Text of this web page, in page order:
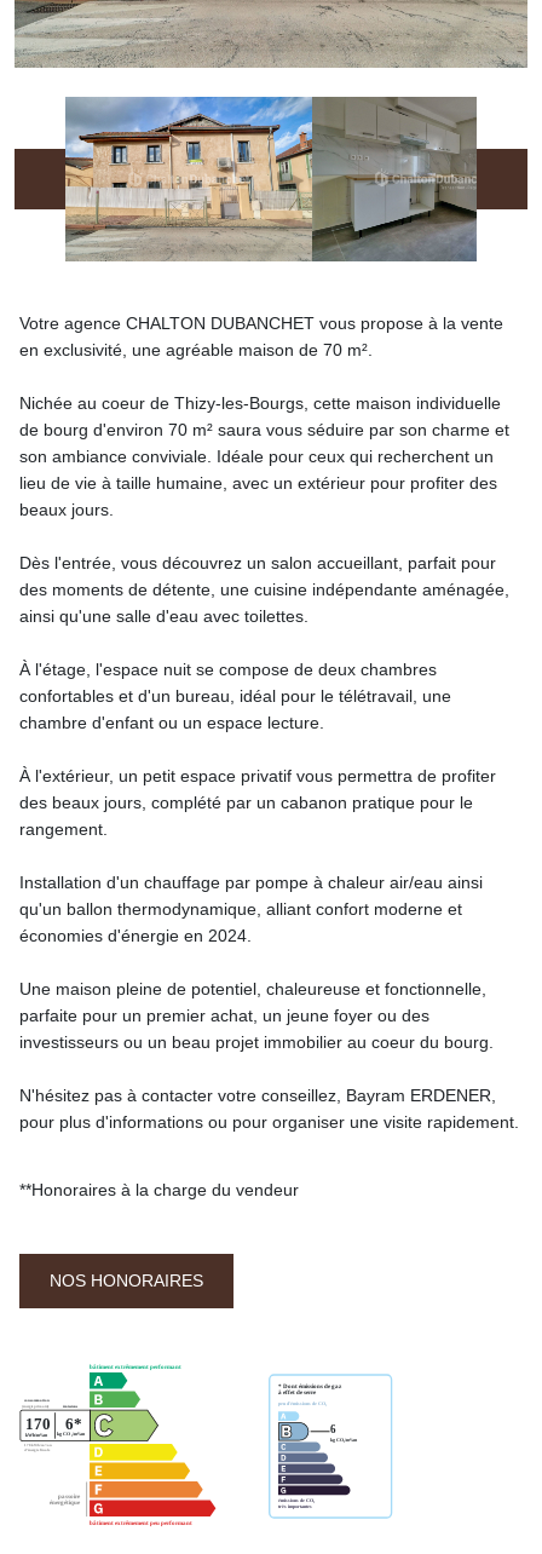
Votre agence CHALTON DUBANCHET vous propose à la vente
en exclusivité, une agréable maison de 70 m².
Nichée au coeur de Thizy-les-Bourgs, cette maison individuelle
de bourg d'environ 70 m² saura vous séduire par son charme et
son ambiance conviviale. Idéale pour ceux qui recherchent un
lieu de vie à taille humaine, avec un extérieur pour profiter des
beaux jours.
Dès l'entrée, vous découvrez un salon accueillant, parfait pour
des moments de détente, une cuisine indépendante aménagée,
ainsi qu'une salle d'eau avec toilettes.
À l'étage, l'espace nuit se compose de deux chambres
confortables et d'un bureau, idéal pour le télétravail, une
chambre d'enfant ou un espace lecture.
À l'extérieur, un petit espace privatif vous permettra de profiter
des beaux jours, complété par un cabanon pratique pour le
rangement.
Installation d'un chauffage par pompe à chaleur air/eau ainsi
qu'un ballon thermodynamique, alliant confort moderne et
économies d'énergie en 2024.
Une maison pleine de potentiel, chaleureuse et fonctionnelle,
parfaite pour un premier achat, un jeune foyer ou des
investisseurs ou un beau projet immobilier au coeur du bourg.
N'hésitez pas à contacter votre conseillez, Bayram ERDENER,
pour plus d'informations ou pour organiser une visite rapidement.
**Honoraires à la charge du vendeur
NOS HONORAIRES